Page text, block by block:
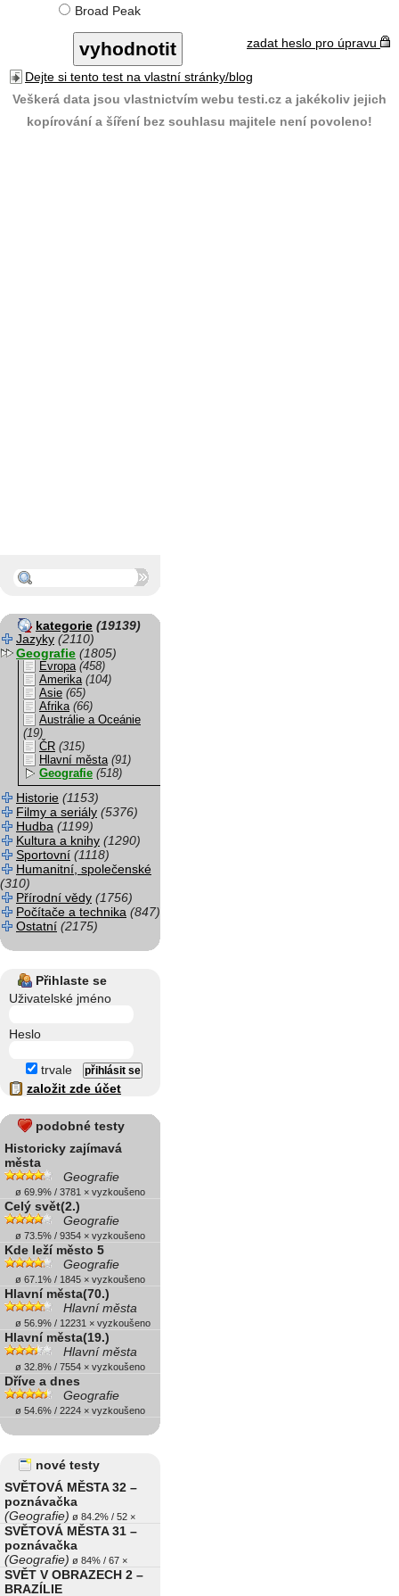
Broad Peak
zadat heslo pro úpravu
Dejte si tento test na vlastní stránky/blog
Veškerá data jsou vlastnictvím webu testi.cz a jakékoliv jejich
kopírování a šíření bez souhlasu majitele není povoleno!
kategorie (19139)
Jazyky (2110)
Geografie (1805)
Evropa (458)
Amerika (104)
Asie (65)
Afrika (66)
Austrálie a Oceánie
(19)
ČR (315)
Hlavní města (91)
Geografie (518)
Historie (1153)
Filmy a seriály (5376)
Hudba (1199)
Kultura a knihy (1290)
Sportovní (1118)
Humanitní, společenské
(310)
Přírodní vědy (1756)
Počítače a technika (847)
Ostatní (2175)
Přihlaste se
Uživatelské jméno
Heslo
trvale
založit zde účet
podobné testy
Historicky zajímavá
města
Geografie
ø 69.9% / 3781 × vyzkoušeno
Celý svět(2.)
Geografie
ø 73.5% / 9354 × vyzkoušeno
Kde leží město 5
Geografie
ø 67.1% / 1845 × vyzkoušeno
Hlavní města(70.)
Hlavní města
ø 56.9% / 12231 × vyzkoušeno
Hlavní města(19.)
Hlavní města
ø 32.8% / 7554 × vyzkoušeno
Dříve a dnes
Geografie
ø 54.6% / 2224 × vyzkoušeno
nové testy
SVĚTOVÁ MĚSTA 32 –
poznávačka
(Geografie) ø 84.2% / 52 ×
SVĚTOVÁ MĚSTA 31 –
poznávačka
(Geografie) ø 84% / 67 ×
SVĚT V OBRAZECH 2 –
BRAZÍLIE